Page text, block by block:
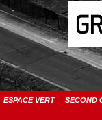
ESPACE VERT SECOND